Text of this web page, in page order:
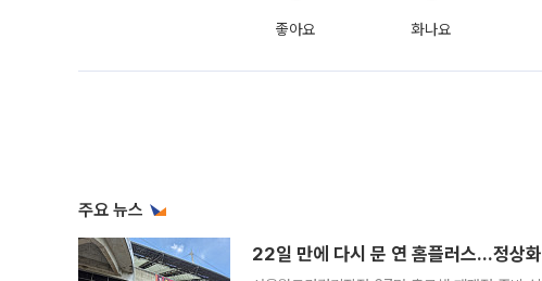
좋아요 화나요
주요 뉴스
22일 만에 다시 문 연 홈플러스…정상